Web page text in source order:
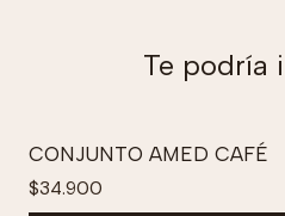
Te podría
CONJUNTO AMED CAFÉ
$34.900